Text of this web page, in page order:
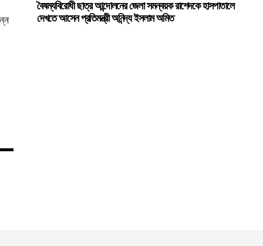
বৈষম্যবিরোধী ছাত্র আন্দোলনের জেলা সমন্বয়ক রাশেদকে হাসপাতালে
দেখতে আসেন প্রতিমন্ত্রী অনিন্দ্য ইসলাম অমিত